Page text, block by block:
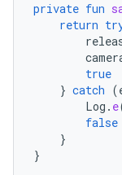
private fun
return
true
} catch (
Log . e
false
}
}